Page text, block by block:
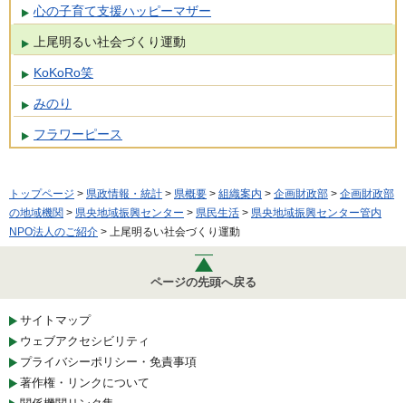
心の子育て支援ハッピーマザー
上尾明るい社会づくり運動
KoKoRo笑
みのり
フラワーピース
トップページ > 県政情報・統計 > 県概要 > 組織案内 > 企画財政部 > 企画財政部
の地域機関 > 県央地域振興センター > 県民生活 > 県央地域振興センター管内
NPO法人のご紹介 > 上尾明るい社会づくり運動
ページの先頭へ戻る
サイトマップ
ウェブアクセシビリティ
プライバシーポリシー・免責事項
著作権・リンクについて